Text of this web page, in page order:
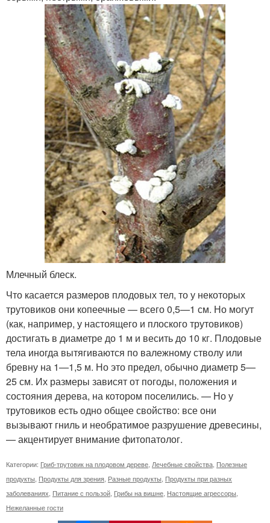
Млечный блеск.
Что касается размеров плодовых тел, то у некоторых
трутовиков они копеечные — всего 0,5—1 см. Но могут
(как, например, у настоящего и плоского трутовиков)
достигать в диаметре до 1 м и весить до 10 кг. Плодовые
тела иногда вытягиваются по валежному стволу или
бревну на 1—1,5 м. Но это предел, обычно диаметр 5—
25 см. Их размеры зависят от погоды, положения и
состояния дерева, на котором поселились. — Но у
трутовиков есть одно общее свойство: все они
вызывают гниль и необратимое разрушение древесины,
— акцентирует внимание фитопатолог.
Категории: Гриб-трутовик на плодовом дереве Лечебные свойства Полезные
продукты Продукты для зрения Разные продукты Продукты при разных
заболеваниях Питание с пользой Грибы на вишне Настоящие агрессоры
Нежеланные гости